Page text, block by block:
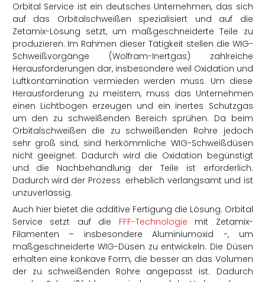
Orbital Service ist ein deutsches Unternehmen, das sich
auf das Orbitalschweißen spezialisiert und auf die
Zetamix-Lösung setzt, um maßgeschneiderte Teile zu
produzieren. Im Rahmen dieser Tätigkeit stellen die WIG-
Schweißvorgänge (Wolfram-Inertgas) zahlreiche
Herausforderungen dar, insbesondere weil Oxidation und
Luftkontamination vermieden werden muss. Um diese
Herausforderung zu meistern, muss das Unternehmen
einen Lichtbogen erzeugen und ein inertes Schutzgas
um den zu schweißenden Bereich sprühen. Da beim
Orbitalschweißen die zu schweißenden Rohre jedoch
sehr groß sind, sind herkömmliche WIG-Schweißdüsen
nicht geeignet. Dadurch wird die Oxidation begünstigt
und die Nachbehandlung der Teile ist erforderlich.
Dadurch wird der Prozess erheblich verlangsamt und ist
unzuverlässig.
Auch hier bietet die additive Fertigung die Lösung. Orbital
Service setzt auf die FFF-Technologie mit Zetamix-
Filamenten – insbesondere Aluminiumoxid -, um
maßgeschneiderte WIG-Düsen zu entwickeln. Die Düsen
erhalten eine konkave Form, die besser an das Volumen
der zu schweißenden Rohre angepasst ist. Dadurch